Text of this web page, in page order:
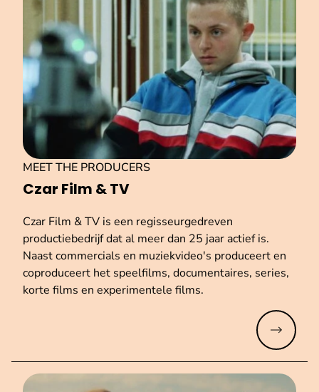
Czar Film & TV
MEET THE PRODUCERS
Czar Film & TV is een regisseurgedreven
productiebedrijf dat al meer dan 25 jaar actief is.
Naast commercials en muziekvideo's produceert en
coproduceert het speelfilms, documentaires, series,
korte films en experimentele films.
Meer